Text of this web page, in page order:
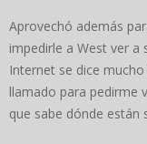
Aprovechó además
impedirle a West ver a
Internet se dice mucho
llamado para pedirme
que sabe dónde están